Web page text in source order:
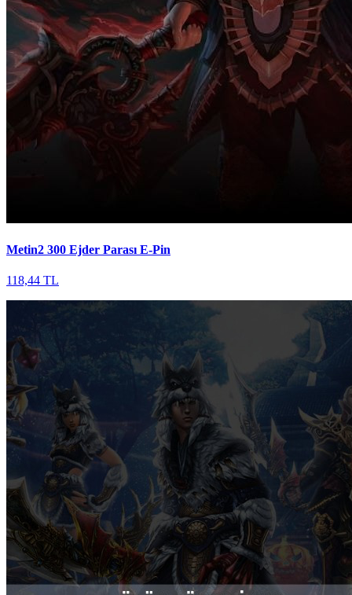
Metin2 300 Ejder Parası E-Pin
118,44 TL